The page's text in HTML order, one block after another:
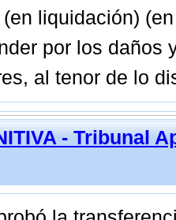
liquidación)
por los daños
al tenor de lo
- Tribunal